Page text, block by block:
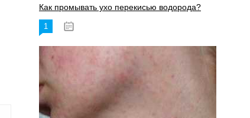
Как промывать ухо перекисью водорода?
1